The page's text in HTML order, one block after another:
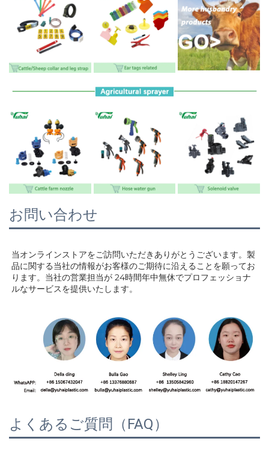
お問い合わせ
当オンラインストアをご訪問いただきありがとうございます。製
品に関する当社の情報がお客様のご期待に沿えることを願ってお
ります。当社の営業担当が 24時間年中無休でプロフェッショナ
ルなサービスを提供いたします。
よくあるご質問（FAQ）